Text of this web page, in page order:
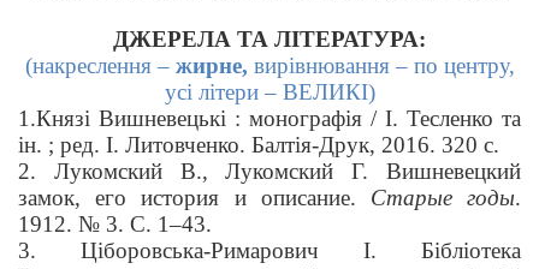
ДЖЕРЕЛА ТА ЛІТЕРАТУРА:
(накреслення – жирне, вирівнювання – по центру,
усі літери – ВЕЛИКІ)
1.Князі Вишневецькі : монографія / І. Тесленко та
ін. ; ред. І. Литовченко. Балтія-Друк, 2016. 320 с.
2. Лукомский В., Лукомский Г. Вишневецкий
замок, его история и описание. Старые годы.
1912. № 3. С. 1–43.
3. Ціборовська-Римарович І. Бібліотека